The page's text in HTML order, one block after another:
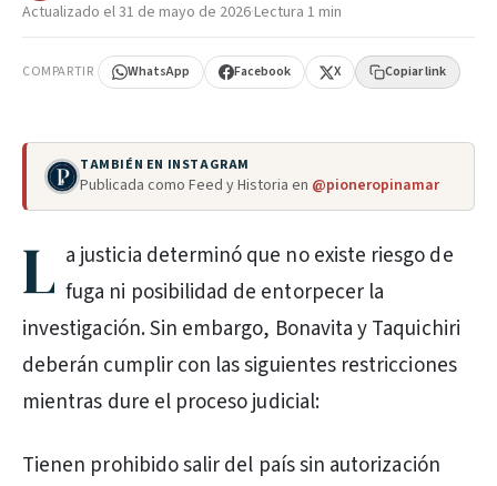
Actualizado el31 de mayo de 2026·Lectura 1 min
COMPARTIR WhatsApp Facebook X Copiar link
TAMBIÉN EN INSTAGRAM
Publicada como Feed y Historia en @pioneropinamar
L a justicia determinó que no existe riesgo de
fuga ni posibilidad de entorpecer la
investigación. Sin embargo, Bonavita y Taquichiri
deberán cumplir con las siguientes restricciones
mientras dure el proceso judicial:
Tienen prohibido salir del país sin autorización